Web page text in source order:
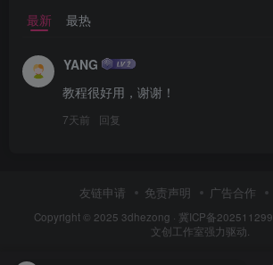
最新 最热
YANG
教程很好用，谢谢！
7天前 回复
友链申请 免责声明 广告合作
Copyright © 2025 3dhezong · 冀ICP备
文创工作室强力驱动.